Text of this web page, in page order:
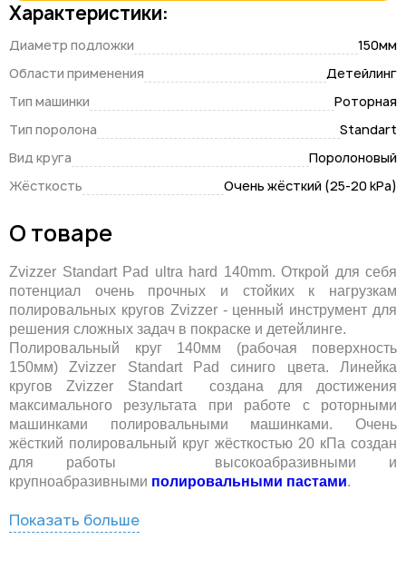
Характеристики:
Диаметр подложки
150мм
Области применения
Детейлинг
Тип машинки
Роторная
Тип поролона
Standart
Вид круга
Поролоновый
Жёсткость
Очень жёсткий (25-20 kPa)
О товаре
Zvizzer Standart Pad ultra hard 140mm. Открой для себя
потенциал очень прочных и стойких к нагрузкам
полировальных кругов Zvizzer - ценный инструмент для
решения сложных задач в покраске и детейлинге.
Полировальный круг 140мм (рабочая поверхность
150мм) Zvizzer Standart Pad синиго цвета. Линейка
кругов Zvizzer Standart создана для достижения
максимального результата при работе с роторными
машинками полировальными машинками. Очень
жёсткий полировальный круг жёсткостью 20 кПа создан
для работы высокоабразивными и
крупноабразивными полировальными пастами.
Показать больше